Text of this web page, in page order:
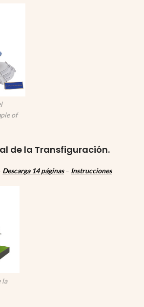
of
de la Transfiguración.
Descarga 14 páginas– Instrucciones
la